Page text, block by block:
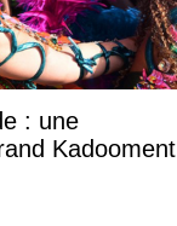
: une
Kadooment